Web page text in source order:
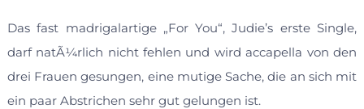
Das fast madrigalartige „For You“, Judie’s erste Single,
darf natÃ¼rlich nicht fehlen und wird accapella von den
drei Frauen gesungen, eine mutige Sache, die an sich mit
ein paar Abstrichen sehr gut gelungen ist.